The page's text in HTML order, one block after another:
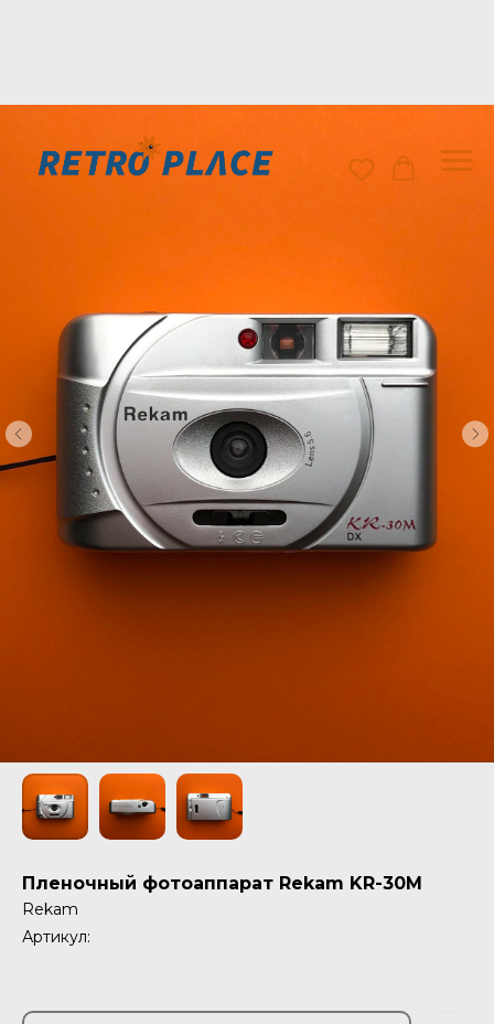
Пленочный фотоаппарат Rekam KR-30M
Rekam
Артикул: